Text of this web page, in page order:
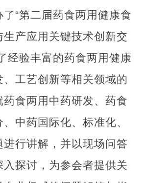
了“第二届药食两用健康食
生产应用关键技术创新交
经验丰富的药食两用健康
工艺创新等相关领域的
药食两用中药研发、药食
中药国际化、标准化、
行讲解，并以现场问答
探讨，为参会者提供关